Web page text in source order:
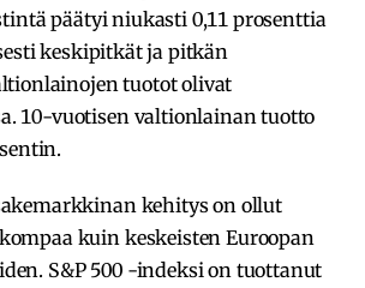
päätyi niukasti 0,11 prosenttia
keskipitkät ja pitkän
tuotot olivat
10-vuotisen valtionlainan tuotto
kehitys on ollut
kuin keskeisten Euroopan
S&P 500 -indeksi on tuottanut